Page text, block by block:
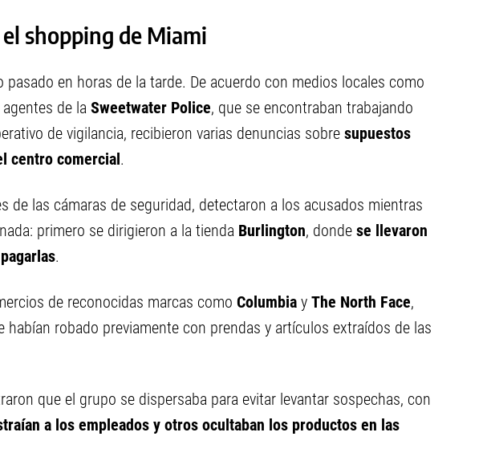
shopping de Miami
en horas de la tarde. De acuerdo con medios locales como
agentes de la Sweetwater Police, que se encontraban trabajando
de vigilancia, recibieron varias denuncias sobre supuestos
centro comercial.
de las cámaras de seguridad, detectaron a los acusados mientras
primero se dirigieron a la tienda Burlington, donde se llevaron
.
de reconocidas marcas como Columbia y The North Face,
habían robado previamente con prendas y artículos extraídos de las
que el grupo se dispersaba para evitar levantar sospechas, con
a los empleados y otros ocultaban los productos en las